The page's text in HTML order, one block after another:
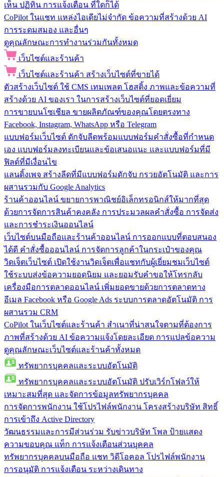
เห็น ปฏิทิน การแจ้งเตือน ที่ใดก็ได้
CoPilot ในแชท แหล่งไอเดียไม่จำกัด ข้อความที่สร้างด้วย AI
การระดมสมอง และอื่นๆ
ดูคุณลักษณะการทำงานร่วมกันทั้งหมด
เว็บไซต์และร้านค้า
เว็บไซต์และร้านค้า สร้างเว็บไซต์ที่ขายได้
ตัวสร้างเว็บไซต์ ใช้ CMS เทมเพลต โฮสติ้ง ภาพและข้อความที่
สร้างด้วย AI ของเรา ในการสร้างเว็บไซต์ที่ยอดเยี่ยม
การขายบนโซเชียล ขายผลิตภัณฑ์ของคุณโดยตรงทาง
Facebook, Instagram, WhatsApp หรือ Telegram
แบบฟอร์มเว็บไซต์ ดักจับลีดพร้อมแบบฟอร์มคำสั่งซื้อที่กำหนด
เอง แบบฟอร์มลงทะเบียนและข้อเสนอแนะ และแบบฟอร์มที่มี
ฟิลด์ที่มีเงื่อนไข
แลนดิ้งเพจ สร้างลีดที่มีแบบฟอร์มดักจับ กรวยอัตโนมัติ และการ
ผสานรวมกับ Google Analytics
ร้านค้าออนไลน์ ขยายการพาณิชย์อิเล็กทรอนิกส์ให้มากที่สุด
ด้วยการจัดการสินค้าคงคลัง การประมวลผลคำสั่งซื้อ การจัดส่ง
และการชำระเงินออนไลน์
เว็บไซต์บนมือถือและร้านค้าออนไลน์ การออกแบบที่ตอบสนอง
ได้ดี คำสั่งซื้อออนไลน์ การจัดการลูกค้าในกระเป๋าของคุณ
วิดเจ็ตเว็บไซต์ เปิดใช้งานวิดเจ็ตเพื่อแชทกับผู้เยี่ยมชมเว็บไซต์
ใช้ระบบส่งข้อความยอดนิยม และยอมรับคำขอให้โทรกลับ
เครื่องมือการตลาดออนไลน์ เพิ่มยอดขายด้วยการตลาดทาง
อีเมล Facebook หรือ Google Ads ระบบการตลาดอัตโนมัติ การ
ผสานรวม CRM
CoPilot ในเว็บไซต์และร้านค้า สำเนาที่น่าสนใจตามที่ต้องการ
ภาพที่สร้างด้วย AI ข้อความแจ้งโดยละเอียด การแปลข้อความ
ดูคุณลักษณะเว็บไซต์และร้านค้าทั้งหมด
ทรัพยากรบุคคลและระบบอัตโนมัติ
ทรัพยากรบุคคลและระบบอัตโนมัติ ปรับเวิร์กโฟลว์ให้
เหมาะสมที่สุด และจัดการข้อมูลทรัพยากรบุคคล
การจัดการพนักงาน ใช้โปรไฟล์พนักงาน โครงสร้างบริษัท สิทธิ์
การเข้าถึง Active Directory
วัฒนธรรมและการมีส่วนร่วม รับข่าวบริษัท โพล ป้ายแสดง
ความขอบคุณ แท็ก การแจ้งเตือนส่วนบุคคล
ทรัพยากรบุคคลบนมือถือ แชท วิดีโอคอล โปรไฟล์พนักงาน
การอนุมัติ การแจ้งเตือน ระหว่างเดินทาง